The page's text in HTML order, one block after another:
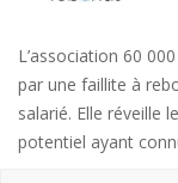
L’association 60
par une faillite à
salarié. Elle réveille
potentiel ayant